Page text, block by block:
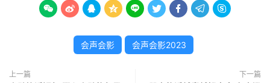
        
会声会影 会声会影2023
上一篇 下一篇